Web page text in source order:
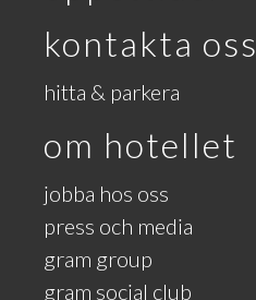
kontakta oss
hitta & parkera
om hotellet
jobba hos oss
press och media
gram group
gram social club